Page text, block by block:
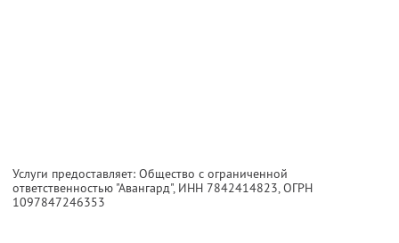
Услуги предоставляет: Общество с ограниченной
ответственностью "Авангард", ИНН 7842414823, ОГРН
1097847246353